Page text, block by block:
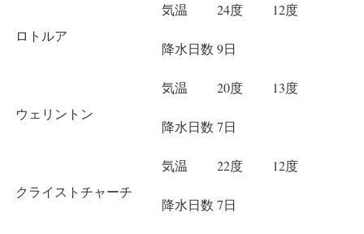
ロトルア
気温 24度 12度
降水日数 9日
ウェリントン
気温 20度 13度
降水日数 7日
クライストチャーチ
気温 22度 12度
降水日数 7日